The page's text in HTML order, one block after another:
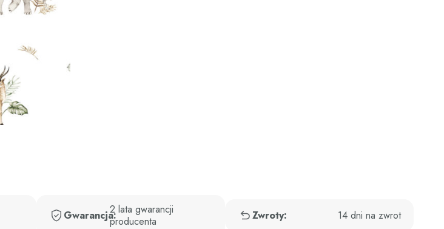
Gwarancja:2 lata gwarancji
producenta
Zwroty: 14 dni na zwrot